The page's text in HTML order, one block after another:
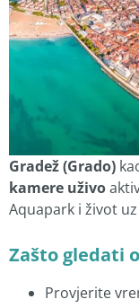
Gradež (Grado)
kamere uživo
Aquapark i život
Zašto gledati
Provjerite